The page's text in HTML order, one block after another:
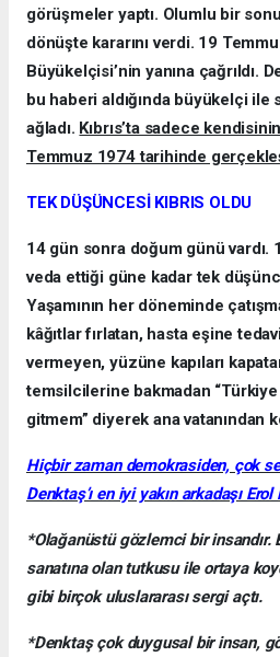
görüşmeler yaptı. Olumlu bir
dönüşte kararını verdi. 19
Büyükelçisi’nin yanına çağrıldı.
bu haberi aldığında büyükelçi ile
ağladı. Kıbrıs’ta sadece
Temmuz 1974 tarihinde
TEK DÜŞÜNCESİ KIBRIS OLDU
14 gün sonra doğum günü vardı.
veda ettiği güne kadar tek
Yaşamının her döneminde
kâğıtlar fırlatan, hasta eşine
vermeyen, yüzüne kapıları
temsilcilerine bakmadan
gitmem” diyerek ana vatanından
Hiçbir zaman demokrasiden, çok
Denktaş’ı en iyi yakın arkadaşı
*Olağanüstü gözlemci bir
sanatına olan tutkusu ile ortaya
gibi birçok uluslararası sergi açtı.
*Denktaş çok duygusal bir insan,